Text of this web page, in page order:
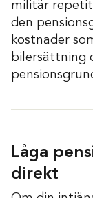
militär
den
kostnader
bilersättning
Låga
direkt